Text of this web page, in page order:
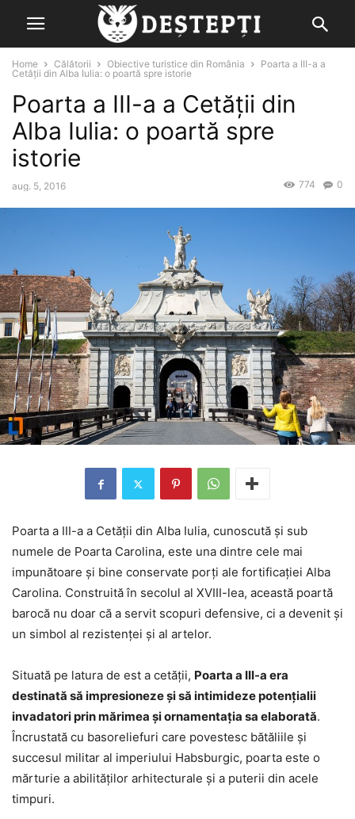
Home Călătorii Obiective turistice din România
Poarta a III-a a
Cetății din Alba Iulia: o poartă spre istorie
Poarta a III-a a Cetății din
Alba Iulia: o poartă spre
istorie
aug. 5, 2016 0
774
Poarta a III-a a Cetății din Alba Iulia, cunoscută și sub
numele de Poarta Carolina, este una dintre cele mai
impunătoare și bine conservate porți ale fortificației Alba
Carolina. Construită în secolul al XVIII-lea, această poartă
barocă nu doar că a servit scopuri defensive, ci a devenit și
un simbol al rezistenței și al artelor.
Situată pe latura de est a cetății, Poarta a III-a era
destinată să impresioneze și să intimideze potențialii
invadatori prin mărimea și ornamentația sa elaborată.
Încrustată cu basoreliefuri care povestesc bătăliile și
succesul militar al imperiului Habsburgic, poarta este o
mărturie a abilităților arhitecturale și a puterii din acele
timpuri.